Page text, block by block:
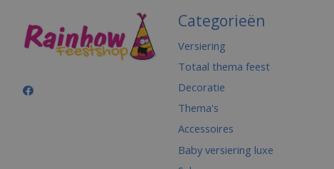
Categorieën
Versiering
Totaal thema feest
Decoratie
Thema's
Accessoires
Baby versiering luxe